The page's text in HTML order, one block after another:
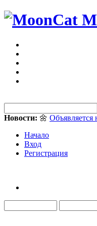
Новости: 🌼 Объявляется
Начало
Вход
Регистрация